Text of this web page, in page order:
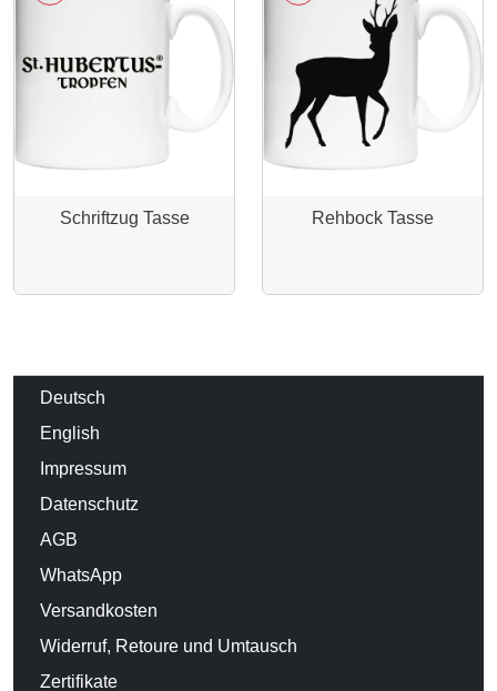
Schriftzug Tasse Rehbock Tasse
Deutsch
English
Impressum
Datenschutz
AGB
WhatsApp
Versandkosten
Widerruf, Retoure und Umtausch
Zertifikate